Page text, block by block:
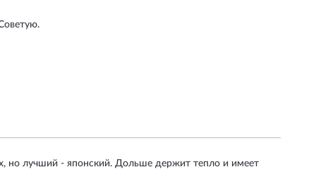
но лучший - японский. Дольше держит тепло и имеет